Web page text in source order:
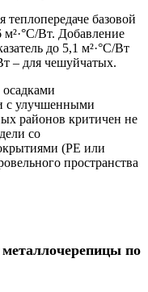
базовой
Вт. Добавление
до 5,1 м²·°C/Вт
– для чешуйчатых.
с улучшенными
районов критичен не
со
(PE или
пространства
по